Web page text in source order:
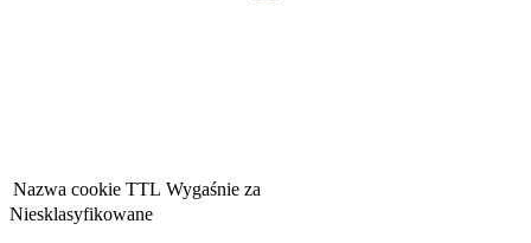
Nazwa cookie TTL Wygaśnie za
Niesklasyfikowane